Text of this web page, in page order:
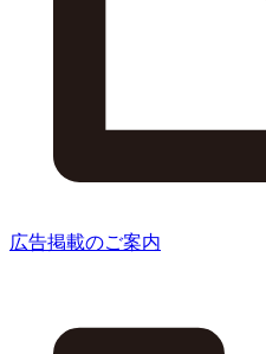
広告掲載のご案内